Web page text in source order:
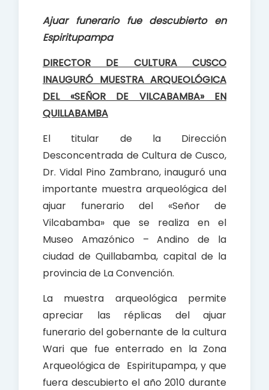
o
k
s
p
Ajuar funerario fue descubierto en
Espiritupampa
DIRECTOR DE CULTURA CUSCO
INAUGURÓ MUESTRA ARQUEOLÓGICA
DEL «SEÑOR DE VILCABAMBA» EN
QUILLABAMBA
El titular de la Dirección
Desconcentrada de Cultura de Cusco,
Dr. Vidal Pino Zambrano, inauguró una
importante muestra arqueológica del
ajuar funerario del «Señor de
Vilcabamba» que se realiza en el
Museo Amazónico – Andino de la
ciudad de Quillabamba, capital de la
provincia de La Convención.
La muestra arqueológica permite
apreciar las réplicas del ajuar
funerario del gobernante de la cultura
Wari que fue enterrado en la Zona
Arqueológica de Espiritupampa, y que
fuera descubierto el año 2010 durante